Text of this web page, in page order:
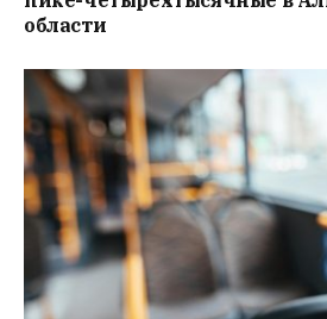
области